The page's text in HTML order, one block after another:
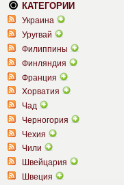
КАТЕГОРИИ
Украина
Уругвай
Филиппины
Финляндия
Франция
Хорватия
Чад
Черногория
Чехия
Чили
Швейцария
Швеция